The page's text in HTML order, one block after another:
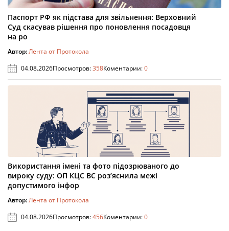
Паспорт РФ як підстава для звільнення: Верховний
Суд скасував рішення про поновлення посадовця
на ро
Автор:Лента от Протокола
04.08.2026Просмотров:358Коментарии:0
Використання імені та фото підозрюваного до
вироку суду: ОП КЦС ВС роз’яснила межі
допустимого інфор
Автор:Лента от Протокола
04.08.2026Просмотров:456Коментарии:0